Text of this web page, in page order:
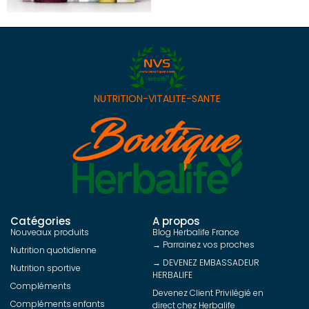
NUTRITION-VITALITE-SANTE
Catégories
Nouveaux produits
Nutrition quotidienne
Nutrition sportive
Compléments
Compléments enfants
A propos
Blog Herbalife France
→ Parrainez vos proches
→ DEVENEZ EMBASSADEUR
HERBALIFE
Devenez Client Privilégié en
direct chez Herbalife